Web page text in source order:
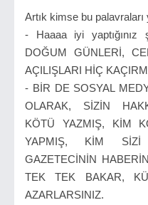
Artık kimse bu palavraları
- Haaaa iyi yaptığınız
DOĞUM GÜNLERİ,
AÇILIŞLARI HİÇ
- BİR DE SOSYAL
OLARAK, SİZİN
KÖTÜ YAZMIŞ, KİM
YAPMIŞ, KİM SİZİ
GAZETECİNİN
TEK TEK BAKAR,
AZARLARSINIZ.